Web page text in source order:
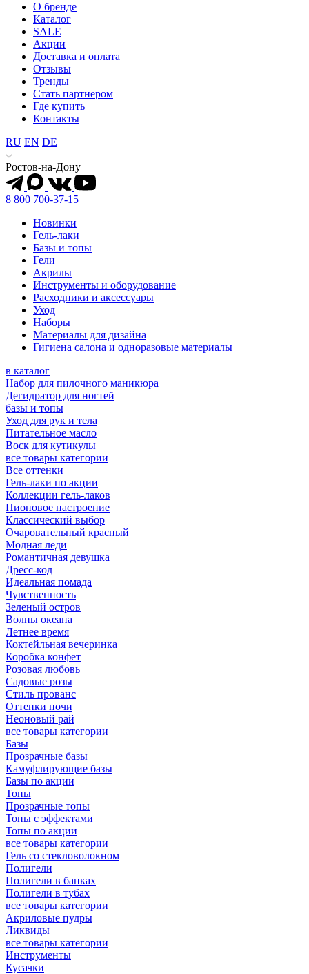
О бренде
Каталог
SALE
Акции
Доставка и оплата
Отзывы
Тренды
Стать партнером
Где купить
Контакты
RU EN DE
Ростов-на-Дону
8 800 700-37-15
Новинки
Гель-лаки
Базы и топы
Гели
Акрилы
Инструменты и оборудование
Расходники и аксессуары
Уход
Наборы
Материалы для дизайна
Гигиена салона и одноразовые материалы
в каталог
Набор для пилочного маникюра
Дегидратор для ногтей
базы и топы
Уход для рук и тела
Питательное масло
Воск для кутикулы
все товары категории
Все оттенки
Гель-лаки по акции
Коллекции гель-лаков
Пионовое настроение
Классический выбор
Очаровательный красный
Модная леди
Романтичная девушка
Дресс-код
Идеальная помада
Чувственность
Зеленый остров
Волны океана
Летнее время
Коктейльная вечеринка
Коробка конфет
Розовая любовь
Садовые розы
Стиль прованс
Оттенки ночи
Неоновый рай
все товары категории
Базы
Прозрачные базы
Камуфлирующие базы
Базы по акции
Топы
Прозрачные топы
Топы с эффектами
Топы по акции
все товары категории
Гель со стекловолокном
Полигели
Полигели в банках
Полигели в тубах
все товары категории
Акриловые пудры
Ликвиды
все товары категории
Инструменты
Кусачки